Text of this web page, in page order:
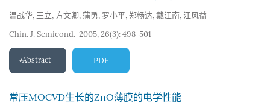
温战华, 王立, 方文卿, 蒲勇, 罗小平, 郑畅达, 戴江南, 江风益
Chin. J. Semicond. 2005, 26(3): 498-501
Abstract PDF
常压MOCVD生长的ZnO薄膜的电学性能